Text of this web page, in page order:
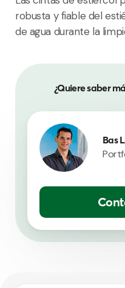
robusta y fiable del
de agua durante la
¿Quiere saber
Bas